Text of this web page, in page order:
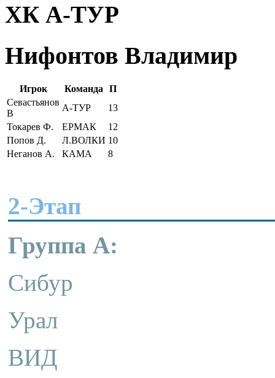
ХК А-ТУР
Нифонтов Владимир
Игрок Команда
П
Севастьянов
В
А-ТУР
13
Токарев Ф.
ЕРМАК
12
Попов Д.
Л.ВОЛКИ 10
Неганов А.
КАМА 8
2-Этап
Группа А:
Сибур
Урал
ВИД